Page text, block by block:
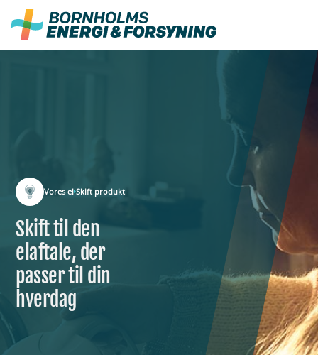
Fortsæt
indhold
Vores el Skift produkt
Skift til den
elaftale, der
passer til din
hverdag